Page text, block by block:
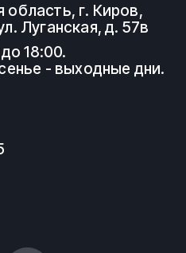
г. Киров,
Луганская, д. 57в
18:00.
- выходные дни.